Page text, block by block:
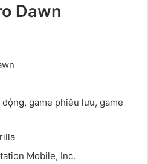
Dawn
động, game phiêu lưu, game
Mobile, Inc.